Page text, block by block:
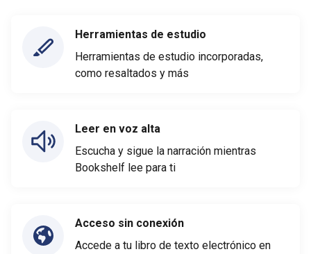
Herramientas de estudio
Herramientas de estudio incorporadas,
como resaltados y más
Leer en voz alta
Escucha y sigue la narración mientras
Bookshelf lee para ti
Acceso sin conexión
Accede a tu libro de texto electrónico en